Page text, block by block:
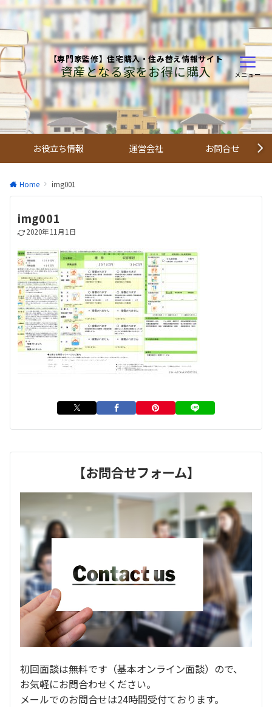
【専門家監修】住宅購入・住み替え情報サイト
資産となる家をお得に購入 メニュー
お役立ち情報 運営会社 お問合せ
Home img001
img001
2020年11月1日
【お問合せフォーム】
初回面談は無料です（基本オンライン面談）ので、
お気軽にお問合わせください。
メールでのお問合せは24時間受付ております。